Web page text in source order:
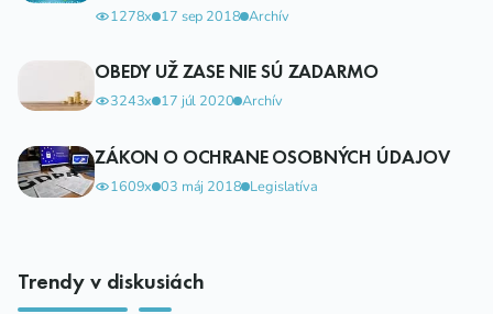
1278x 17 sep 2018 Archív
OBEDY UŽ ZASE NIE SÚ ZADARMO
3243x 17 júl 2020 Archív
ZÁKON O OCHRANE OSOBNÝCH ÚDAJOV
1609x 03 máj 2018 Legislatíva
Trendy v diskusiách